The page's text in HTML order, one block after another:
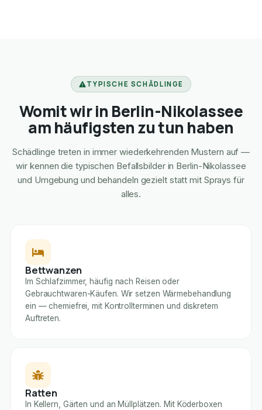
TYPISCHE SCHÄDLINGE
Womit wir in Berlin-Nikolassee
am häufigsten zu tun haben
Schädlinge treten in immer wiederkehrenden Mustern auf —
wir kennen die typischen Befallsbilder in Berlin-Nikolassee
und Umgebung und behandeln gezielt statt mit Sprays für
alles.
Bettwanzen
Im Schlafzimmer, häufig nach Reisen oder
Gebrauchtwaren-Käufen. Wir setzen Wärmebehandlung
ein — chemiefrei, mit Kontrollterminen und diskretem
Auftreten.
Ratten
In Kellern, Gärten und an Müllplätzen. Mit Köderboxen